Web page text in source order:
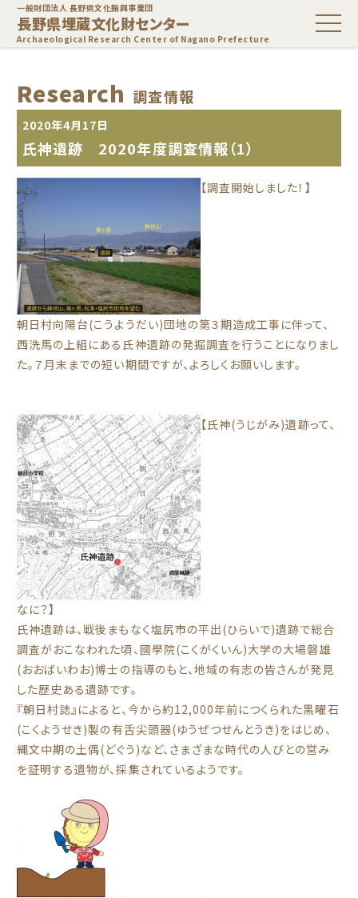
一般財団法人 長野県文化振興事業団
長野県埋蔵文化財センター
Archaeological Research Center of Nagano Prefecture
Research 調査情報
2020年4月17日
氏神遺跡 2020年度調査情報（1）
【調査開始しました！】
朝日村向陽台(こうようだい)団地の第３期造成工事に伴って、
西洗馬の上組にある氏神遺跡の発掘調査を行うことになりまし
た。７月末までの短い期間ですが、よろしくお願いします。
【氏神(うじがみ)遺跡って、
なに？】
氏神遺跡は、戦後まもなく塩尻市の平出(ひらいで)遺跡で総合
調査がおこなわれた頃、國學院(こくがくいん)大学の大場磐雄
(おおばいわお)博士の指導のもと、地域の有志の皆さんが発見
した歴史ある遺跡です。
『朝日村誌』によると、今から約12,000年前につくられた黒曜石
(こくようせき)製の有舌尖頭器(ゆうぜつせんとうき)をはじめ、
縄文中期の土偶(どぐう)など、さまざまな時代の人びとの営み
を証明する遺物が、採集されているようです。